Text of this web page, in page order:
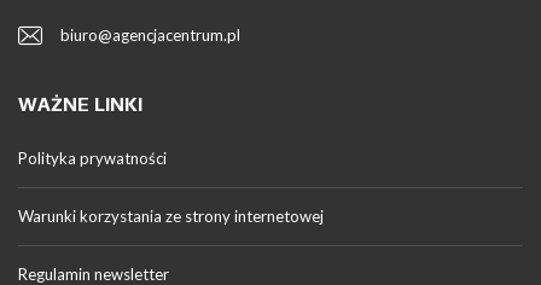
biuro@agencjacentrum.pl
WAŻNE LINKI
Polityka prywatności
Warunki korzystania ze strony internetowej
Regulamin newsletter